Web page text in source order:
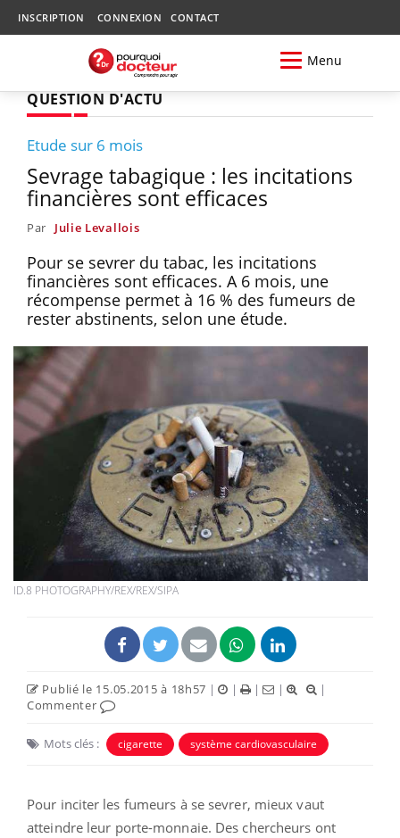
INSCRIPTION CONNEXION CONTACT
Menu
QUESTION D'ACTU
Etude sur 6 mois
Sevrage tabagique : les incitations
financières sont efficaces
Par Julie Levallois
Pour se sevrer du tabac, les incitations
financières sont efficaces. A 6 mois, une
récompense permet à 16 % des fumeurs de
rester abstinents, selon une étude.
ID.8 PHOTOGRAPHY/REX/REX/SIPA
Publié le 15.05.2015 à 18h57 | | | |
|
Commenter
Mots clés : cigarette système cardiovasculaire
Pour inciter les fumeurs à se sevrer, mieux vaut
atteindre leur porte-monnaie. Des chercheurs ont